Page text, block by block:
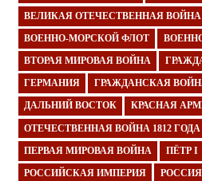
ВЕЛИКАЯ ОТЕЧЕСТВЕННАЯ ВОЙНА
ВОЕННО-МОРСКОЙ ФЛОТ
ВТОРАЯ МИРОВАЯ ВОЙНА
ГЕРМАНИЯ ГРАЖДАНСКАЯ
ДАЛЬНИЙ ВОСТОК КРАСНАЯ
ОТЕЧЕСТВЕННАЯ ВОЙНА 1812 ГОДА
ПЕРВАЯ МИРОВАЯ ВОЙНА ПЁТР I
РОССИЙСКАЯ ИМПЕРИЯ РОССИЯ